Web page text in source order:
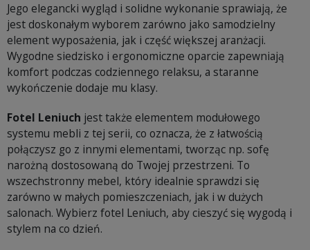
Jego elegancki wygląd i solidne wykonanie sprawiają, że
jest doskonałym wyborem zarówno jako samodzielny
element wyposażenia, jak i część większej aranżacji.
Wygodne siedzisko i ergonomiczne oparcie zapewniają
komfort podczas codziennego relaksu, a staranne
wykończenie dodaje mu klasy.
Fotel Leniuch jest także elementem modułowego
systemu mebli z tej serii, co oznacza, że z łatwością
połączysz go z innymi elementami, tworząc np. sofę
narożną dostosowaną do Twojej przestrzeni. To
wszechstronny mebel, który idealnie sprawdzi się
zarówno w małych pomieszczeniach, jak i w dużych
salonach. Wybierz fotel Leniuch, aby cieszyć się wygodą i
stylem na co dzień.